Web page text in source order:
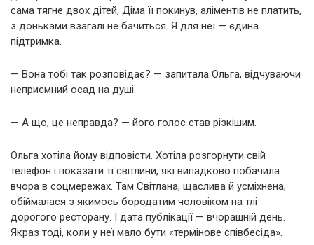
сама тягне двох дітей, Діма її покинув, аліментів не платить,
з доньками взагалі не бачиться. Я для неї — єдина
підтримка.
— Вона тобі так розповідає? — запитала Ольга, відчуваючи
неприємний осад на душі.
— А що, це неправда? — його голос став різкішим.
Ольга хотіла йому відповісти. Хотіла розгорнути свій
телефон і показати ті світлини, які випадково побачила
вчора в соцмережах. Там Світлана, щаслива й усміхнена,
обіймалася з якимось бородатим чоловіком на тлі
дорогого ресторану. І дата публікації — вчорашній день.
Якраз тоді, коли у неї мало бути «термінове співбесіда».